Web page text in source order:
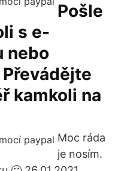
Pošle
s e-
nebo
kamkoli na
Moc ráda
je nosím.